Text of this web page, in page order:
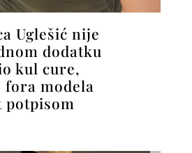
Uglešić nije
dodatku
kul cure,
fora modela
potpisom